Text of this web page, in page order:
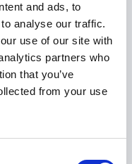
and ads, to
analyse our traffic.
use of our site with
partners who
that you’ve
from your use